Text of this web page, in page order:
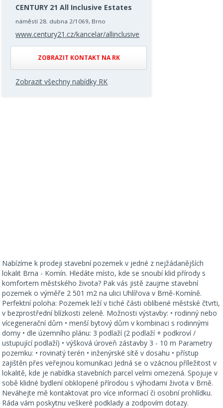
CENTURY 21 All Inclusive Estates
náměstí 28. dubna 2/1069, Brno
www.century21.cz/kancelar/allinclusive
ZOBRAZIT KONTAKT NA RK
Zobrazit všechny nabídky RK
Nabízíme k prodeji stavební pozemek v jedné z nejžádanějších
lokalit Brna - Komín. Hledáte místo, kde se snoubí klid přírody s
komfortem městského života? Pak vás jistě zaujme stavební
pozemek o výměře 2 501 m2 na ulici Uhlířova v Brně-Komíně.
Perfektní poloha: Pozemek leží v tiché části oblíbené městské čtvrti,
v bezprostřední blízkosti zeleně. Možnosti výstavby: • rodinný nebo
vícegenerační dům • menší bytový dům v kombinaci s rodinnými
domy • dle územního plánu: 3 podlaží (2 podlaží + podkroví /
ustupující podlaží) • výšková úroveň zástavby 3 - 10 m Parametry
pozemku: • rovinatý terén • inženýrské sítě v dosahu • přístup
zajištěn přes veřejnou komunikaci Jedná se o vzácnou příležitost v
lokalitě, kde je nabídka stavebních parcel velmi omezená. Spojuje v
sobě klidné bydlení obklopené přírodou s výhodami života v Brně.
Neváhejte mě kontaktovat pro více informací či osobní prohlídku.
Ráda vám poskytnu veškeré podklady a zodpovím dotazy.